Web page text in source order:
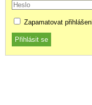
Zapamatovat